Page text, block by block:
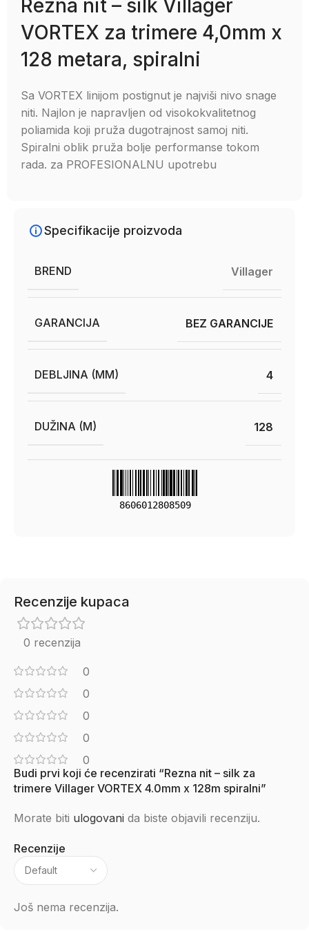
Rezna nit – silk Villager
VORTEX za trimere 4,0mm x
128 metara, spiralni
Sa VORTEX linijom postignut je najviši nivo snage
niti. Najlon je napravljen od visokokvalitetnog
poliamida koji pruža dugotrajnost samoj niti.
Spiralni oblik pruža bolje performanse tokom
rada. za PROFESIONALNU upotrebu
Specifikacije proizvoda
BREND Villager
GARANCIJA BEZ GARANCIJE
DEBLJINA (MM) 4
DUŽINA (M) 128
8606012808509
Recenzije kupaca
0 recenzija
0
0
0
0
0
Recenzije
Još nema recenzija.
Budi prvi koji će recenzirati “Rezna nit – silk za
trimere Villager VORTEX 4.0mm x 128m spiralni”
Morate biti ulogovani da biste objavili recenziju.